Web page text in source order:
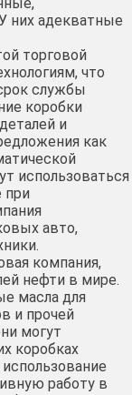
них адекватные
торговой
что
службы
коробки
и
как
использоваться
при
авто,
компания,
нефти в мире.
масла для
и прочей
могут
коробках
работу в